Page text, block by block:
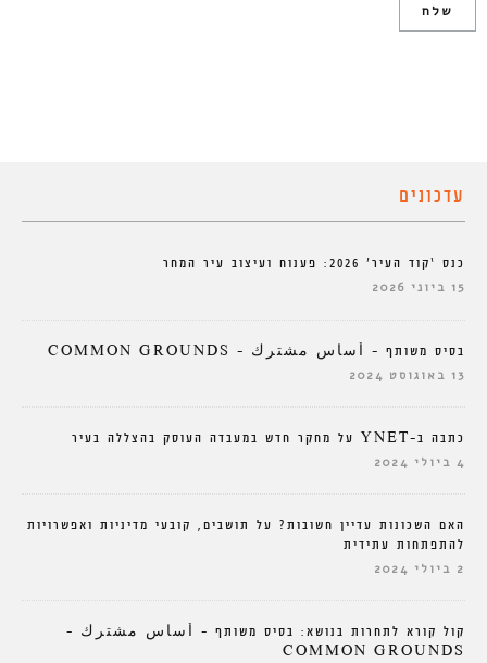
עדכונים
כנס ‘קוד העיר’ 2026: פענוח ועיצוב עיר המחר
15 ביוני 2026
בסיס משותף – أساس مشترك – COMMON GROUNDS
13 באוגוסט 2024
כתבה ב-YNET על מחקר חדש במעבדה העוסק בהצללה בעיר
4 ביולי 2024
האם השכונות עדיין חשובות? על תושבים, קובעי מדיניות ואפשרויות
להתפתחות עתידית
2 ביולי 2024
קול קורא לתחרות בנושא: בסיס משותף – أساس مشترك –
COMMON GROUNDS